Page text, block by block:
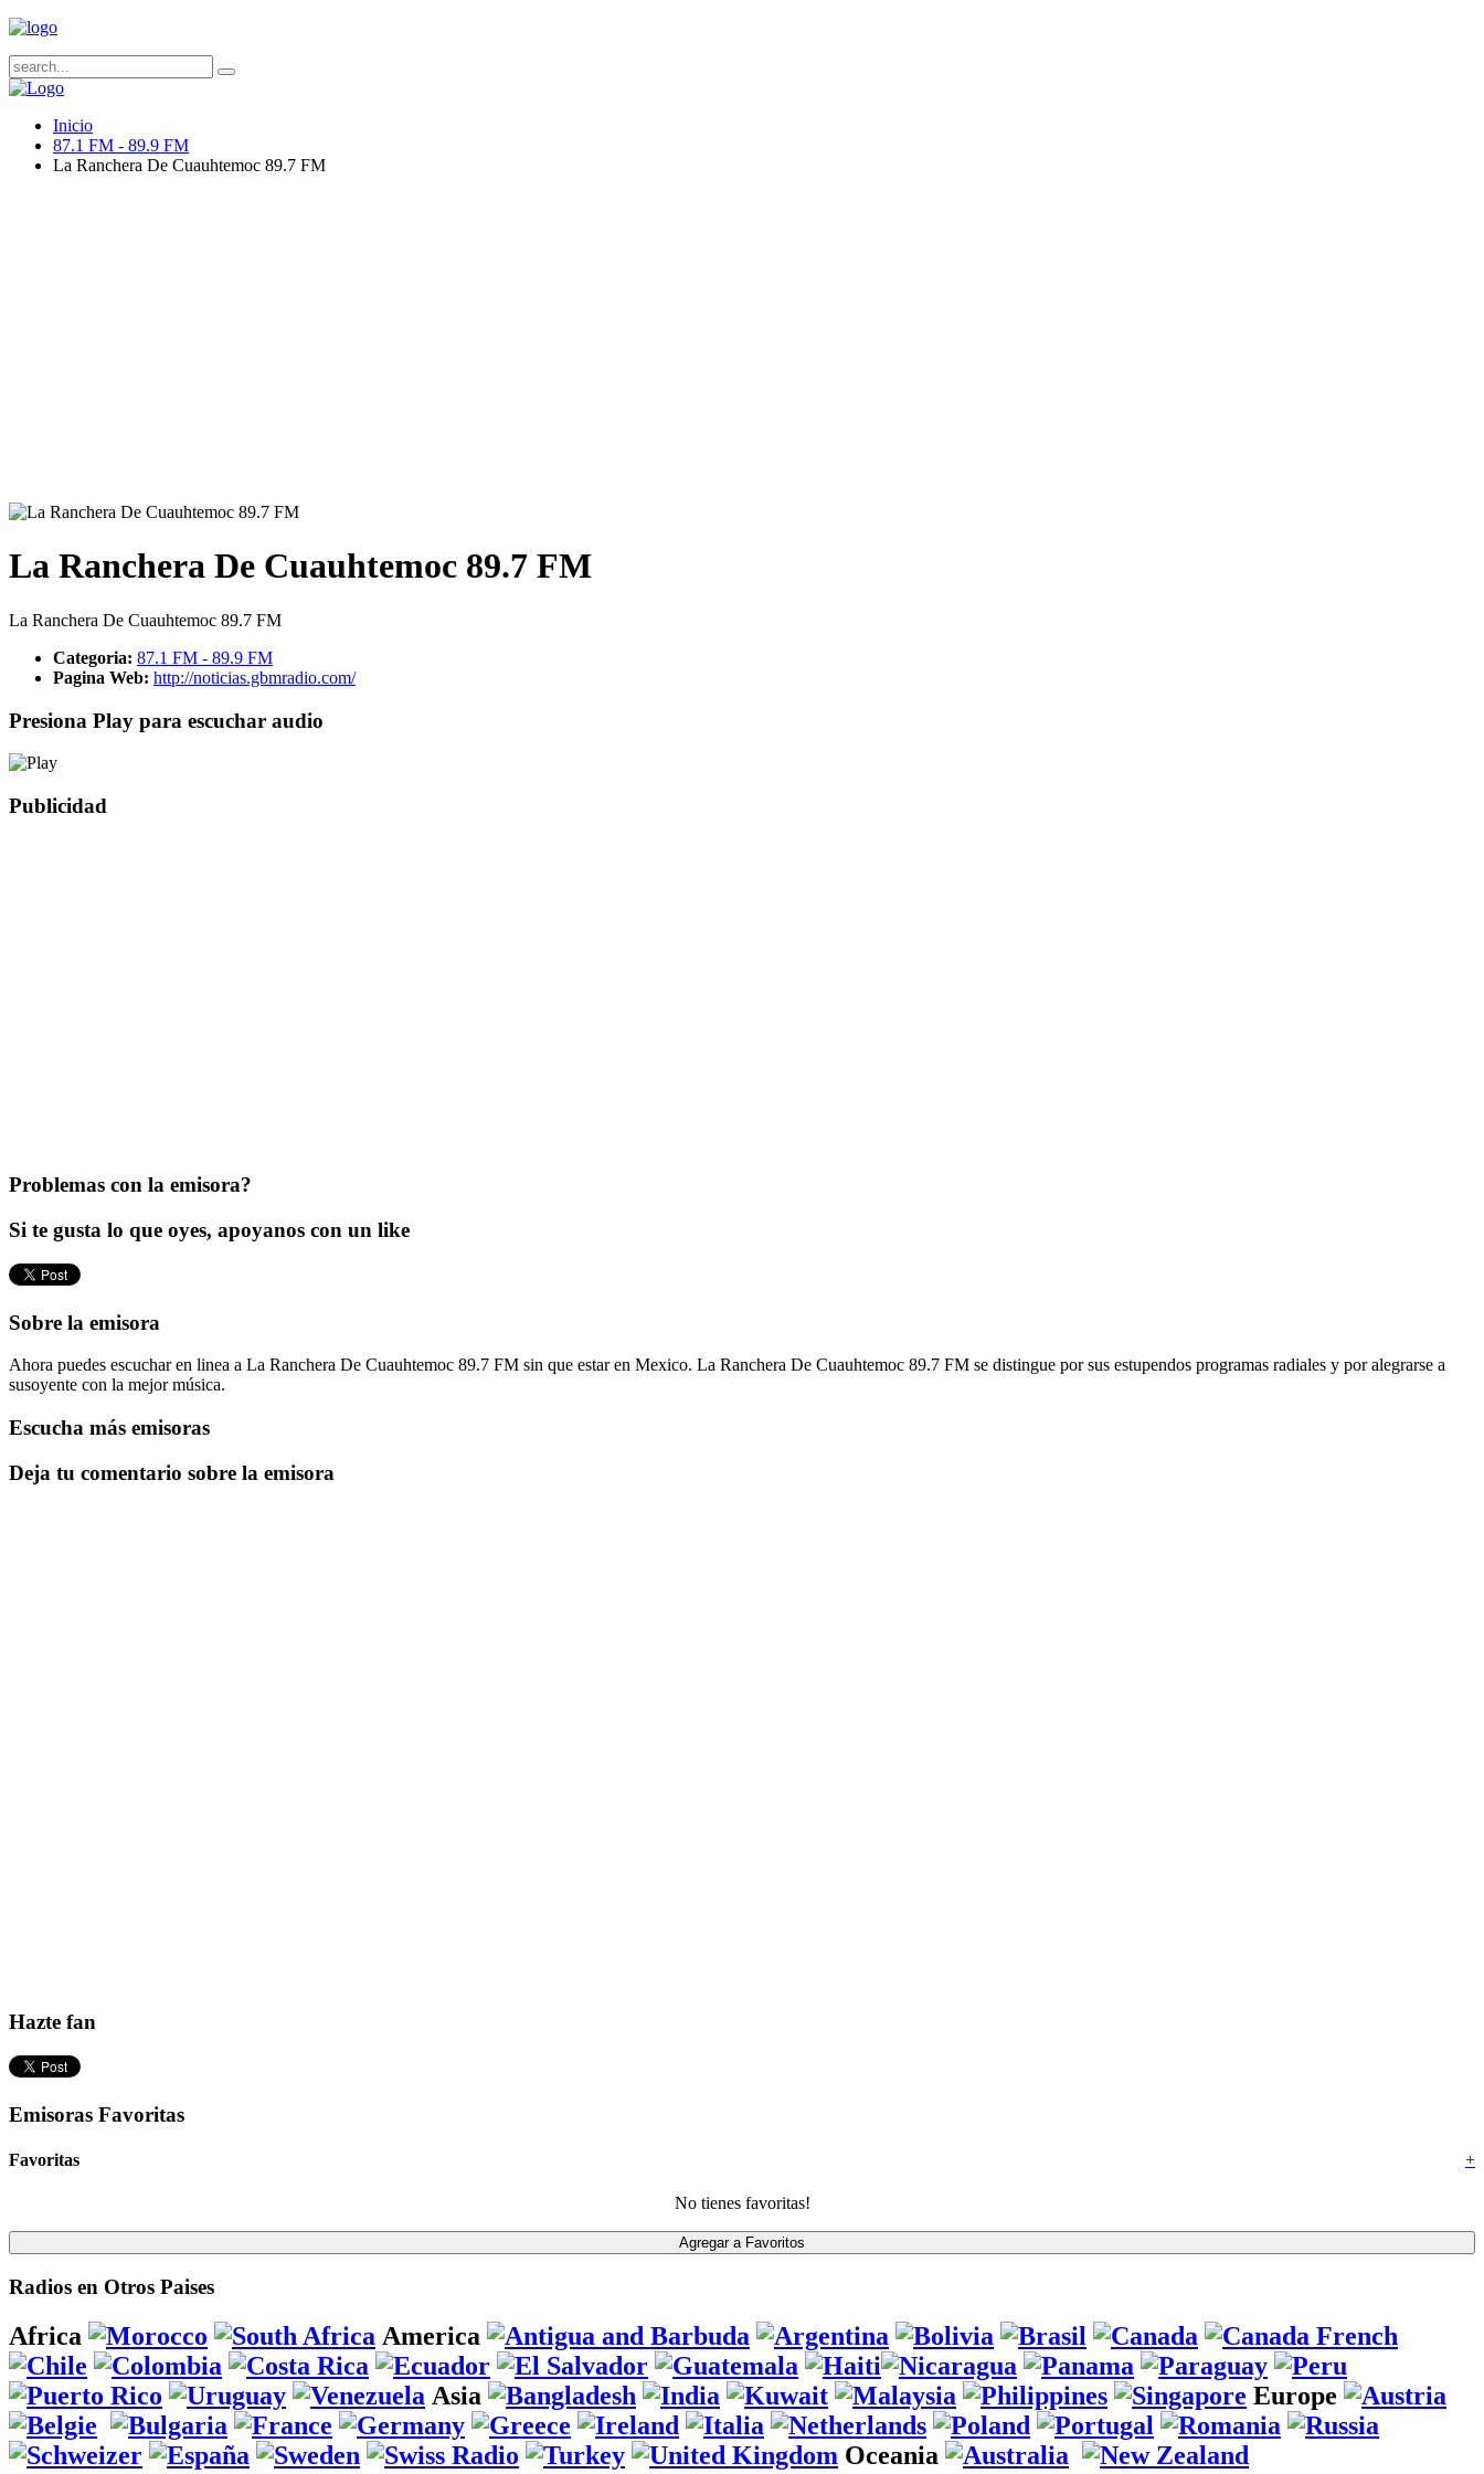
Inicio
87.1 FM - 89.9 FM
La Ranchera De Cuauhtemoc 89.7 FM
La Ranchera De Cuauhtemoc 89.7 FM
La Ranchera De Cuauhtemoc 89.7 FM
Categoria: 87.1 FM - 89.9 FM
Pagina Web: http://noticias.gbmradio.com/
Presiona Play para escuchar audio
Publicidad
Problemas con la emisora?
Si te gusta lo que oyes, apoyanos con un like
Sobre la emisora
Ahora puedes escuchar en linea a La Ranchera De Cuauhtemoc 89.7 FM sin que estar en Mexico. La Ranchera De Cuauhtemoc 89.7 FM se distingue por sus estupendos programas radiales y por alegrarse a
susoyente con la mejor música.
Escucha más emisoras
Deja tu comentario sobre la emisora
Hazte fan
Emisoras Favoritas
+
Favoritas
No tienes favoritas!
Radios en Otros Paises
Africa America
Asia Europe
Oceania